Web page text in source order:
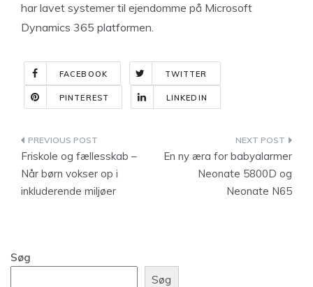
har lavet systemer til ejendomme på Microsoft
Dynamics 365 platformen.
FACEBOOK TWITTER
PINTEREST LINKEDIN
Indlægsnavigation
Friskole og fællesskab –
Når børn vokser op i
inkluderende miljøer
En ny æra for babyalarmer
Neonate 5800D og
Neonate N65
Søg
Søg